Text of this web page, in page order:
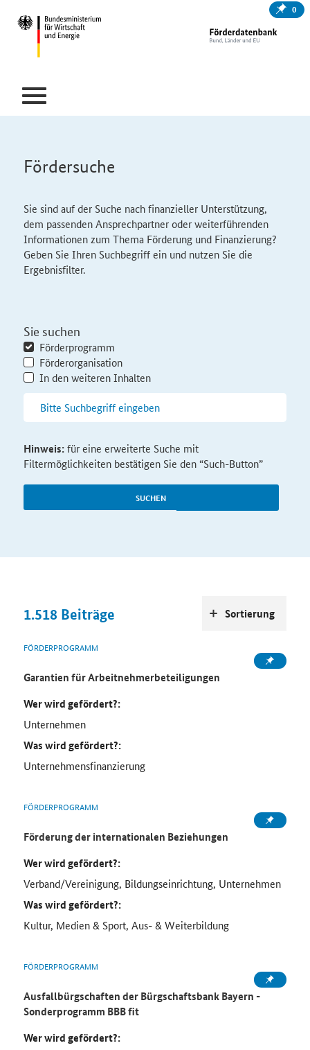
0
Fördersuche
Sie sind auf der Suche nach finanzieller Unterstützung,
dem passenden Ansprechpartner oder weiterführenden
Informationen zum Thema Förderung und Finanzierung?
Geben Sie Ihren Suchbegriff ein und nutzen Sie die
Ergebnisfilter.
Sie suchen
Förderprogramm
Förderorganisation
In den weiteren Inhalten
SUCHEN
Hinweis:für eine erweiterte Suche mit
Filtermöglichkeiten bestätigen Sie den “Such-Button”
1.518 Beiträge
FÖRDERPROGRAMM
Garantien für Arbeitnehmerbeteiligungen
Wer wird gefördert?:
Unternehmen
Was wird gefördert?:
Unternehmensfinanzierung
FÖRDERPROGRAMM
Förderung der internationalen Beziehungen
Wer wird gefördert?:
Verband/Vereinigung, Bildungseinrichtung, Unternehmen
Was wird gefördert?:
Kultur, Medien & Sport, Aus- & Weiterbildung
FÖRDERPROGRAMM
Ausfallbürgschaften der Bürgschaftsbank Bayern -
Sonderprogramm BBB fit
Wer wird gefördert?:
Sortierung